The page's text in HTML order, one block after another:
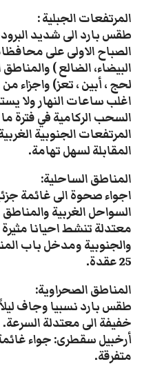
المرتفعات الجبلية :
طقس بارد الى شديد
الصباح الاولى على
البيضاء، الضالع )
لحج ، أبين ، تعز) واجزاء
اغلب ساعات النهار ولا
السحب الركامية في فترة
المرتفعات الجنوبية
المقابلة لسهل تهامة.
المناطق الساحلية:
اجواء صحوة الى غائمة
السواحل الغربية والمناطق
معتدلة تنشط احيانا مثيرة
25 عقدة.
المناطق الصحراوية:
طقس بارد نسبيا وجاف
خفيفة الى معتدلة السرعة.
أرخبيل سقطرى: جواء
متفرقة.